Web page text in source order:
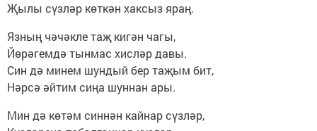
Җылы сүзләр көткән хаксыз яраң.
Язның чәчәкле таҗ кигән чагы,
Йөрәгемдә тынмас хисләр давы.
Син дә минем шундый бер таҗым бит,
Нәрсә әйтим сиңа шуннан ары.
Мин дә көтәм синнән кайнар сүзләр,